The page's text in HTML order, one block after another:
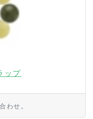
ップ
わせ。